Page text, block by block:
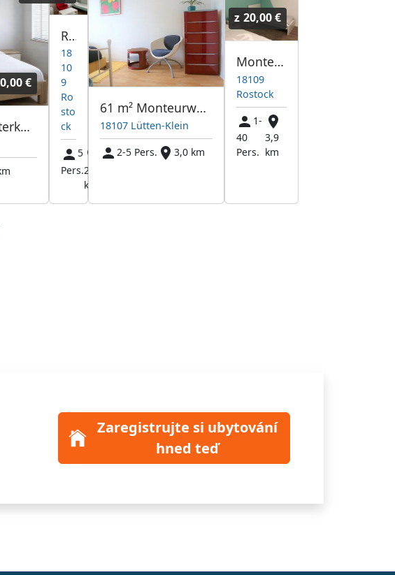
€
Freie Monteurunterkünfte in Rostock – JETZT anrufen! Wir sprechen auch Polnisch
Rostock anker
18
10
9
Ro
sto
ck
5
Pers.2,9
km
61 m² Monteurwohnung mit Parkplatz Gästezimmer Ferienwohnung
18107 Lütten-Klein
2-5 Pers.
3,0 km
z 20,00 €
Monteurwohnung an der MV Werft
18109
Rostock
1-
40
Pers.
3,9
km
Zaregistrujte si ubytování
hned teď